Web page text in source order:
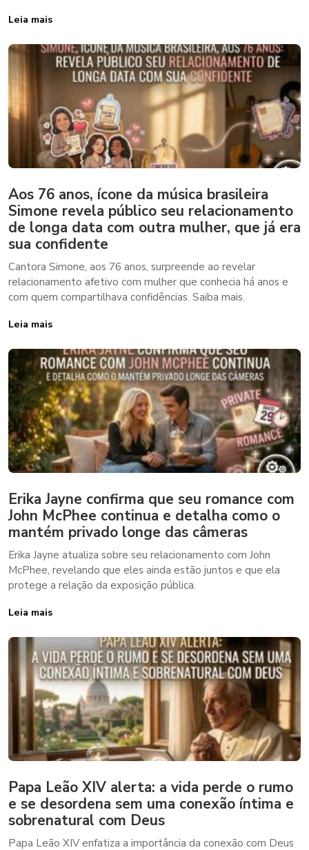
Leia mais
Aos 76 anos, ícone da música brasileira
Simone revela público seu relacionamento
de longa data com outra mulher, que já era
sua confidente
Cantora Simone, aos 76 anos, surpreende ao revelar
relacionamento afetivo com mulher que conhecia há anos e
com quem compartilhava confidências. Saiba mais.
Leia mais
Erika Jayne confirma que seu romance com
John McPhee continua e detalha como o
mantém privado longe das câmeras
Erika Jayne atualiza sobre seu relacionamento com John
McPhee, revelando que eles ainda estão juntos e que ela
protege a relação da exposição pública.
Leia mais
Papa Leão XIV alerta: a vida perde o rumo
e se desordena sem uma conexão íntima e
sobrenatural com Deus
Papa Leão XIV enfatiza a importância da conexão com Deus